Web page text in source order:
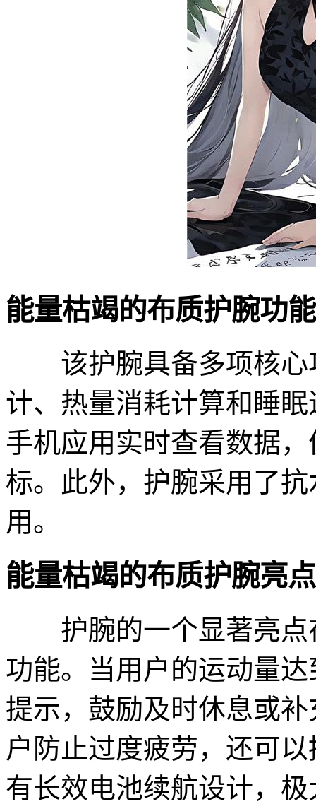
能量枯竭的布质护腕功能
该护腕具备多项核心
计、热量消耗计算和睡
手机应用实时查看数据
标。此外，护腕采用了
用。
能量枯竭的布质护腕亮点
护腕的一个显著亮点
功能。当用户的运动量
提示，鼓励及时休息或
户防止过度疲劳，还可
有长效电池续航设计，